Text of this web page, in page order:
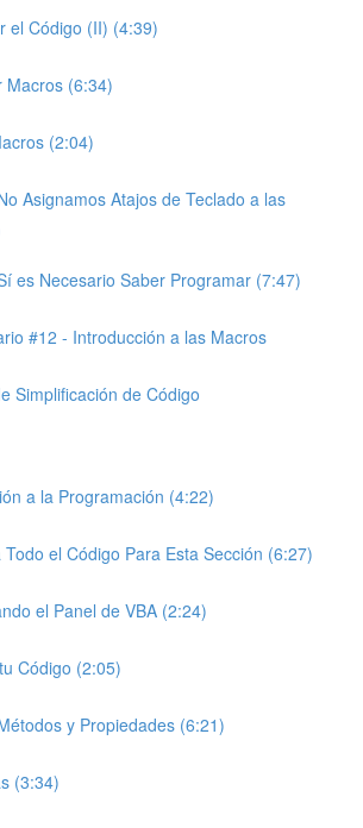
el Código (II) (4:39)
Macros (6:34)
(2:04)
Asignamos Atajos de Teclado a las
es Necesario Saber Programar (7:47)
#12 - Introducción a las Macros
Simplificación de Código
a la Programación (4:22)
Todo el Código Para Esta Sección (6:27)
el Panel de VBA (2:24)
Código (2:05)
y Propiedades (6:21)
(3:34)